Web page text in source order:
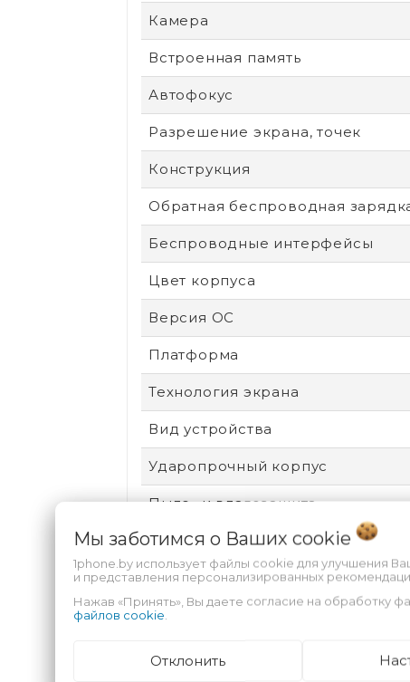
Камера
Встроенная память
Автофокус
Разрешение экрана, точек
Конструкция
Обратная беспроводная
Беспроводные интерфейсы
Цвет корпуса
Версия ОС
Платформа
Технология экрана
Вид устройства
Ударопрочный корпус
Пыле- и влагозащита
Защита от царапин
Производитель процессора
Аккумулятор
Мы заботимся о Ваших cookie
1phone.by использует файлы cookie для улучшения
и представления персонализированных
Нажав «Принять», Вы даете согласие на обработку
файлов cookie
Отклонить